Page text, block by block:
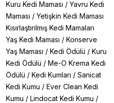
Kuru Kedi Maması / Yavru Kedi
Maması / Yetişkin Kedi Maması
Kısırlaştırılmış Kedi Mamaları
Yaş Kedi Maması / Konserve
Yaş Maması / Kedi Ödülü / Kuru
Kedi Ödülü / Me-O Krema Kedi
Ödülü / Kedi Kumları / Sanicat
Kedi Kumu / Ever Clean Kedi
Kumu / Lindocat Kedi Kumu /